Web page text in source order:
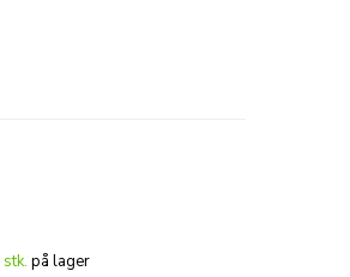
stk. på lager